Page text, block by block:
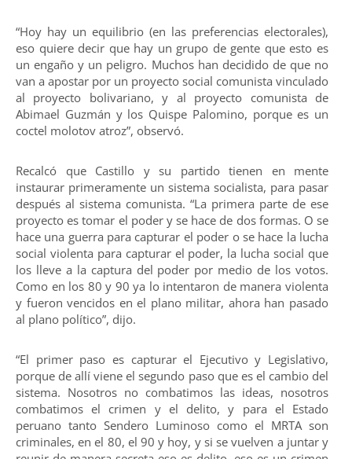
“Hoy hay un equilibrio (en las preferencias electorales),
eso quiere decir que hay un grupo de gente que esto es
un engaño y un peligro. Muchos han decidido de que no
van a apostar por un proyecto social comunista vinculado
al proyecto bolivariano, y al proyecto comunista de
Abimael Guzmán y los Quispe Palomino, porque es un
coctel molotov atroz”, observó.
Recalcó que Castillo y su partido tienen en mente
instaurar primeramente un sistema socialista, para pasar
después al sistema comunista. “La primera parte de ese
proyecto es tomar el poder y se hace de dos formas. O se
hace una guerra para capturar el poder o se hace la lucha
social violenta para capturar el poder, la lucha social que
los lleve a la captura del poder por medio de los votos.
Como en los 80 y 90 ya lo intentaron de manera violenta
y fueron vencidos en el plano militar, ahora han pasado
al plano político”, dijo.
“El primer paso es capturar el Ejecutivo y Legislativo,
porque de allí viene el segundo paso que es el cambio del
sistema. Nosotros no combatimos las ideas, nosotros
combatimos el crimen y el delito, y para el Estado
peruano tanto Sendero Luminoso como el MRTA son
criminales, en el 80, el 90 y hoy, y si se vuelven a juntar y